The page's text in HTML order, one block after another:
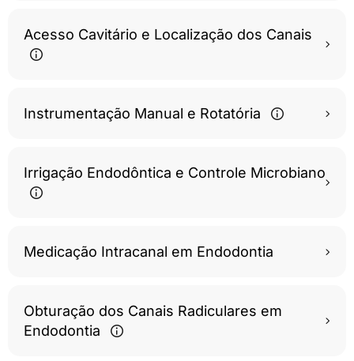
Acesso Cavitário e Localização dos Canais
Instrumentação Manual e Rotatória
Irrigação Endodôntica e Controle Microbiano
Medicação Intracanal em Endodontia
Obturação dos Canais Radiculares em
Endodontia